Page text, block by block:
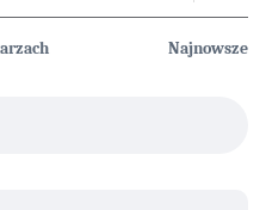
Najnowsze